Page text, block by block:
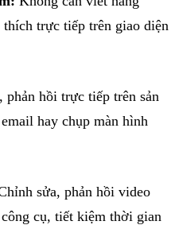
thích trực tiếp trên giao diện
, phản hồi trực tiếp trên sản
email hay chụp màn hình
sửa, phản hồi video
công cụ, tiết kiệm thời gian